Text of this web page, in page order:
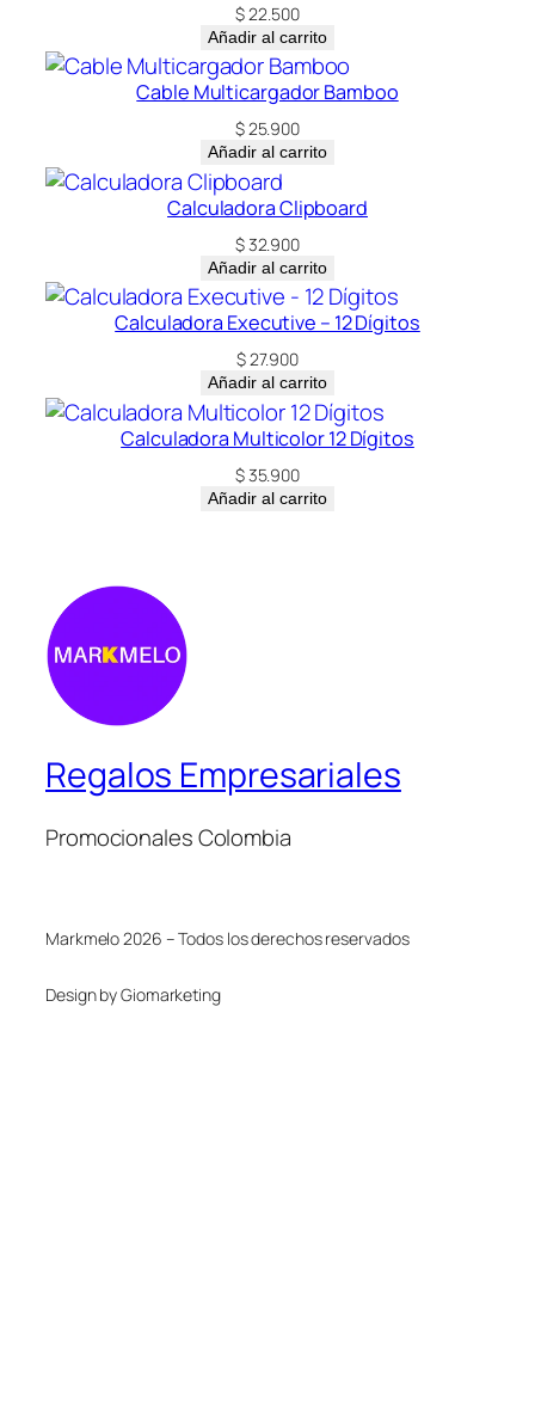
á
c
n
a
$22.500
Añadir al carrito
Cable Multicargador Bamboo
$25.900
Añadir al carrito
Calculadora Clipboard
$32.900
Añadir al carrito
Calculadora Executive – 12 Dígitos
$27.900
Añadir al carrito
Calculadora Multicolor 12 Dígitos
$35.900
Añadir al carrito
Regalos Empresariales
Promocionales Colombia
Markmelo 2026 – Todos los derechos reservados
Design by Giomarketing